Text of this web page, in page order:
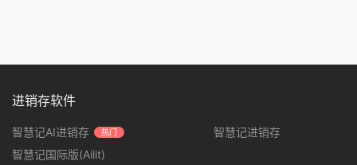
进销存软件
智慧记AI进销存 热门
智慧记进销存
智慧记国际版(Ailit)